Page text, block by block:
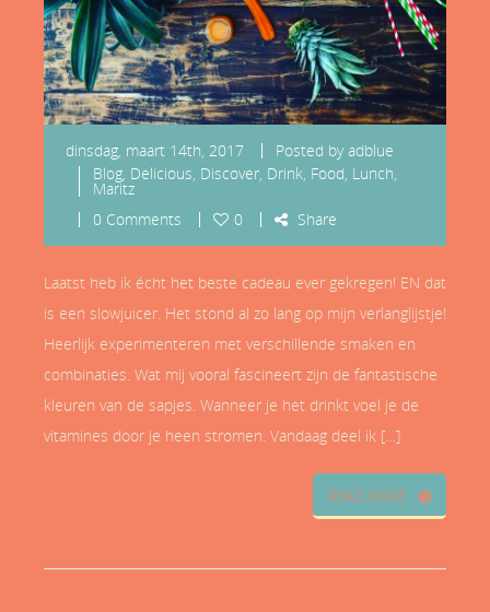
dinsdag, maart 14th, 2017 Posted byadblue
Blog, Delicious, Discover, Drink, Food, Lunch,
Maritz
0 Comments
0 Share
Laatst heb ik écht het beste cadeau ever gekregen! EN dat
is een slowjuicer. Het stond al zo lang op mijn verlanglijstje!
Heerlijk experimenteren met verschillende smaken en
combinaties. Wat mij vooral fascineert zijn de fantastische
kleuren van de sapjes. Wanneer je het drinkt voel je de
vitamines door je heen stromen. Vandaag deel ik […]
READ MORE